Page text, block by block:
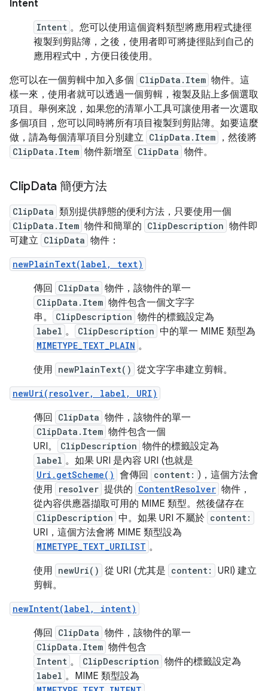
Intent
Intent 。您可以使用這個資料類型將應用程式捷徑
複製到剪貼簿，之後，使用者即可將捷徑貼到自己的
應用程式中，方便日後使用。
您可以在一個剪輯中加入多個 ClipData.Item 物件。這
樣一來，使用者就可以透過一個剪輯，複製及貼上多個選取
項目。舉例來說，如果您的清單小工具可讓使用者一次選取
多個項目，您可以同時將所有項目複製到剪貼簿。如要這麼
做，請為每個清單項目分別建立 ClipData.Item ，然後將
ClipData.Item 物件新增至 ClipData 物件。
ClipData 簡便方法
ClipData 類別提供靜態的便利方法，只要使用一個
ClipData.Item 物件和簡單的 ClipDescription 物件即
可建立 ClipData 物件：
newPlainText(label, text)
傳回 ClipData 物件，該物件的單一
ClipData.Item 物件包含一個文字字
串。
ClipDescription 物件的標籤設定為
label 。 ClipDescription 中的單一 MIME 類型為
MIMETYPE_TEXT_PLAIN 。
使用 newPlainText() 從文字字串建立剪輯。
newUri(resolver, label, URI)
傳回 ClipData 物件，該物件的單一
ClipData.Item 物件包含一個
URI。
ClipDescription 物件的標籤設定為
label 。如果 URI 是內容 URI (也就是
Uri.getScheme() 會傳回 content: )，這個方法會
使用
resolver 提供的 ContentResolver 物件，
從內容供應器擷取可用的 MIME 類型。然後儲存在
ClipDescription 中。如果 URI 不屬於 content:
URI，這個方法會將 MIME 類型設為
MIMETYPE_TEXT_URILIST 。
使用 newUri() 從 URI (尤其是 content:
URI) 建立
剪輯。
newIntent(label, intent)
傳回 ClipData 物件，該物件的單一
ClipData.Item 物件包含
Intent 。 ClipDescription 物件的標籤設定為
label 。MIME 類型設為